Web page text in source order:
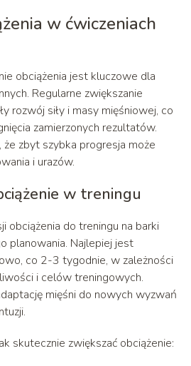
w ćwiczeniach
obciążenia jest kluczowe dla
Regularne zwiększanie
rozwój siły i masy mięśniowej, co
zamierzonych rezultatów.
zbyt szybka progresja może
i urazów.
w treningu
obciążenia do treningu na barki
planowania. Najlepiej jest
co 2-3 tygodnie, w zależności
i celów treningowych.
mięśni do nowych wyzwań
skutecznie zwiększać obciążenie: